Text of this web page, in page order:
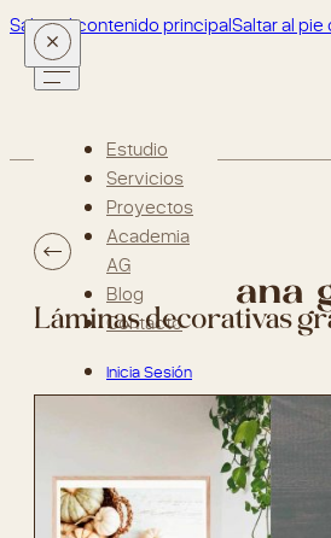
Saltar al contenido principalSaltar al
Estudio
Servicios
Proyectos
Academia
AG
Blog
Contacto
Inicia Sesión
o Regístrate
newsletter!
Láminas decorativas